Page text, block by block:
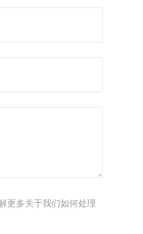
更多关于我们如何处理